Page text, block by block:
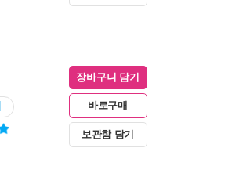
장바구니 담기
바로구매
보관함 담기